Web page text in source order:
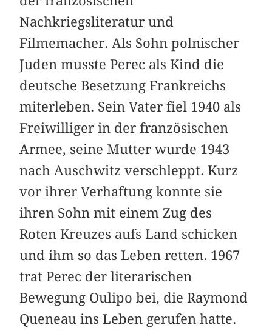
Nachkriegsliteratur und
Filmemacher. Als Sohn polnischer
Juden musste Perec als Kind die
deutsche Besetzung Frankreichs
miterleben. Sein Vater fiel 1940 als
Freiwilliger in der französischen
Armee, seine Mutter wurde 1943
nach Auschwitz verschleppt. Kurz
vor ihrer Verhaftung konnte sie
ihren Sohn mit einem Zug des
Roten Kreuzes aufs Land schicken
und ihm so das Leben retten. 1967
trat Perec der literarischen
Bewegung Oulipo bei, die Raymond
Queneau ins Leben gerufen hatte.